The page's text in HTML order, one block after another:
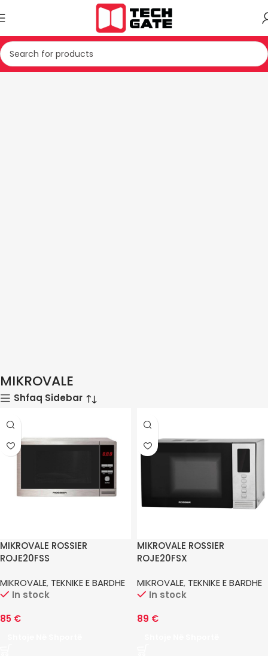
Kreu PAJISJE TE VOGLA SHTEPIAKE MIKROVALE
MIKROVALE
Shfaq Sidebar
MIKROVALE ROSSIER
ROJE20FSS
MIKROVALE, TEKNIKE E BARDHE
In stock
85 €
MIKROVALE ROSSIER
ROJE20FSX
MIKROVALE, TEKNIKE E BARDHE
In stock
89 €